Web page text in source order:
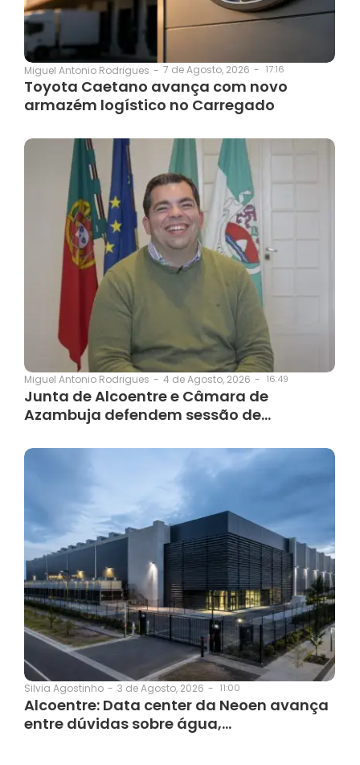
Miguel Antonio Rodrigues - 7 de Agosto, 2026 - 17:16
Toyota Caetano avança com novo
armazém logístico no Carregado
Miguel Antonio Rodrigues - 4 de Agosto, 2026 - 16:49
Junta de Alcoentre e Câmara de
Azambuja defendem sessão de…
Silvia Agostinho - 3 de Agosto, 2026 - 11:00
Alcoentre: Data center da Neoen avança
entre dúvidas sobre água,…